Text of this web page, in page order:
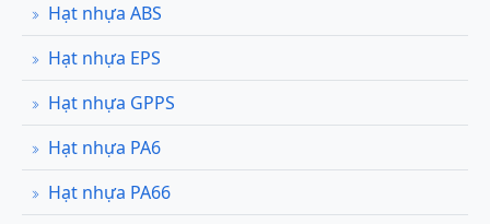
Hạt nhựa ABS
Hạt nhựa EPS
Hạt nhựa GPPS
Hạt nhựa PA6
Hạt nhựa PA66